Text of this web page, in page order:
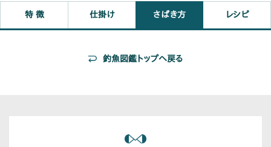
特 徴 仕掛け さばき方 レシピ
釣魚図鑑トップへ戻る